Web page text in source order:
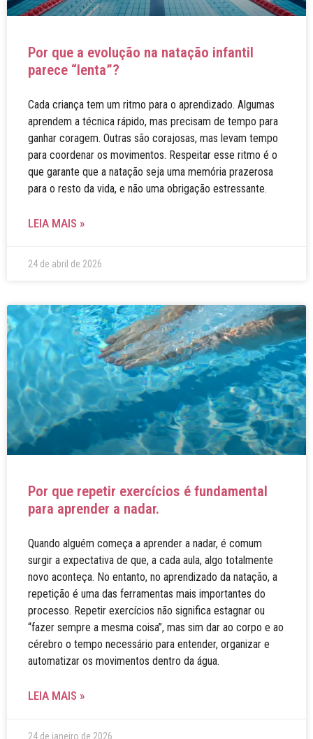
Por que a evolução na natação infantil
parece “lenta”?
Cada criança tem um ritmo para o aprendizado. Algumas
aprendem a técnica rápido, mas precisam de tempo para
ganhar coragem. Outras são corajosas, mas levam tempo
para coordenar os movimentos. Respeitar esse ritmo é o
que garante que a natação seja uma memória prazerosa
para o resto da vida, e não uma obrigação estressante.
LEIA MAIS »
24 de abril de 2026
Por que repetir exercícios é fundamental
para aprender a nadar.
Quando alguém começa a aprender a nadar, é comum
surgir a expectativa de que, a cada aula, algo totalmente
novo aconteça. No entanto, no aprendizado da natação, a
repetição é uma das ferramentas mais importantes do
processo. Repetir exercícios não significa estagnar ou
“fazer sempre a mesma coisa”, mas sim dar ao corpo e ao
cérebro o tempo necessário para entender, organizar e
automatizar os movimentos dentro da água.
LEIA MAIS »
24 de janeiro de 2026